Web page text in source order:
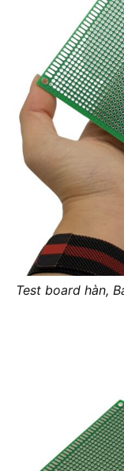
Test board hàn,